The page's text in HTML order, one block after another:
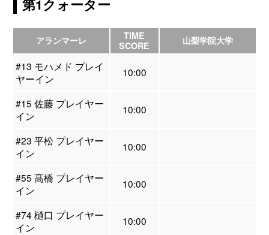
第1クォーター
アランマーレ
TIME
SCORE
山梨学院大学
#13 モハメド プレイ
ヤーイン
10:00
#15 佐藤 プレイヤー
イン
10:00
#23 平松 プレイヤー
イン
10:00
#55 髙橋 プレイヤー
イン
10:00
#74 樋口 プレイヤー
イン
10:00